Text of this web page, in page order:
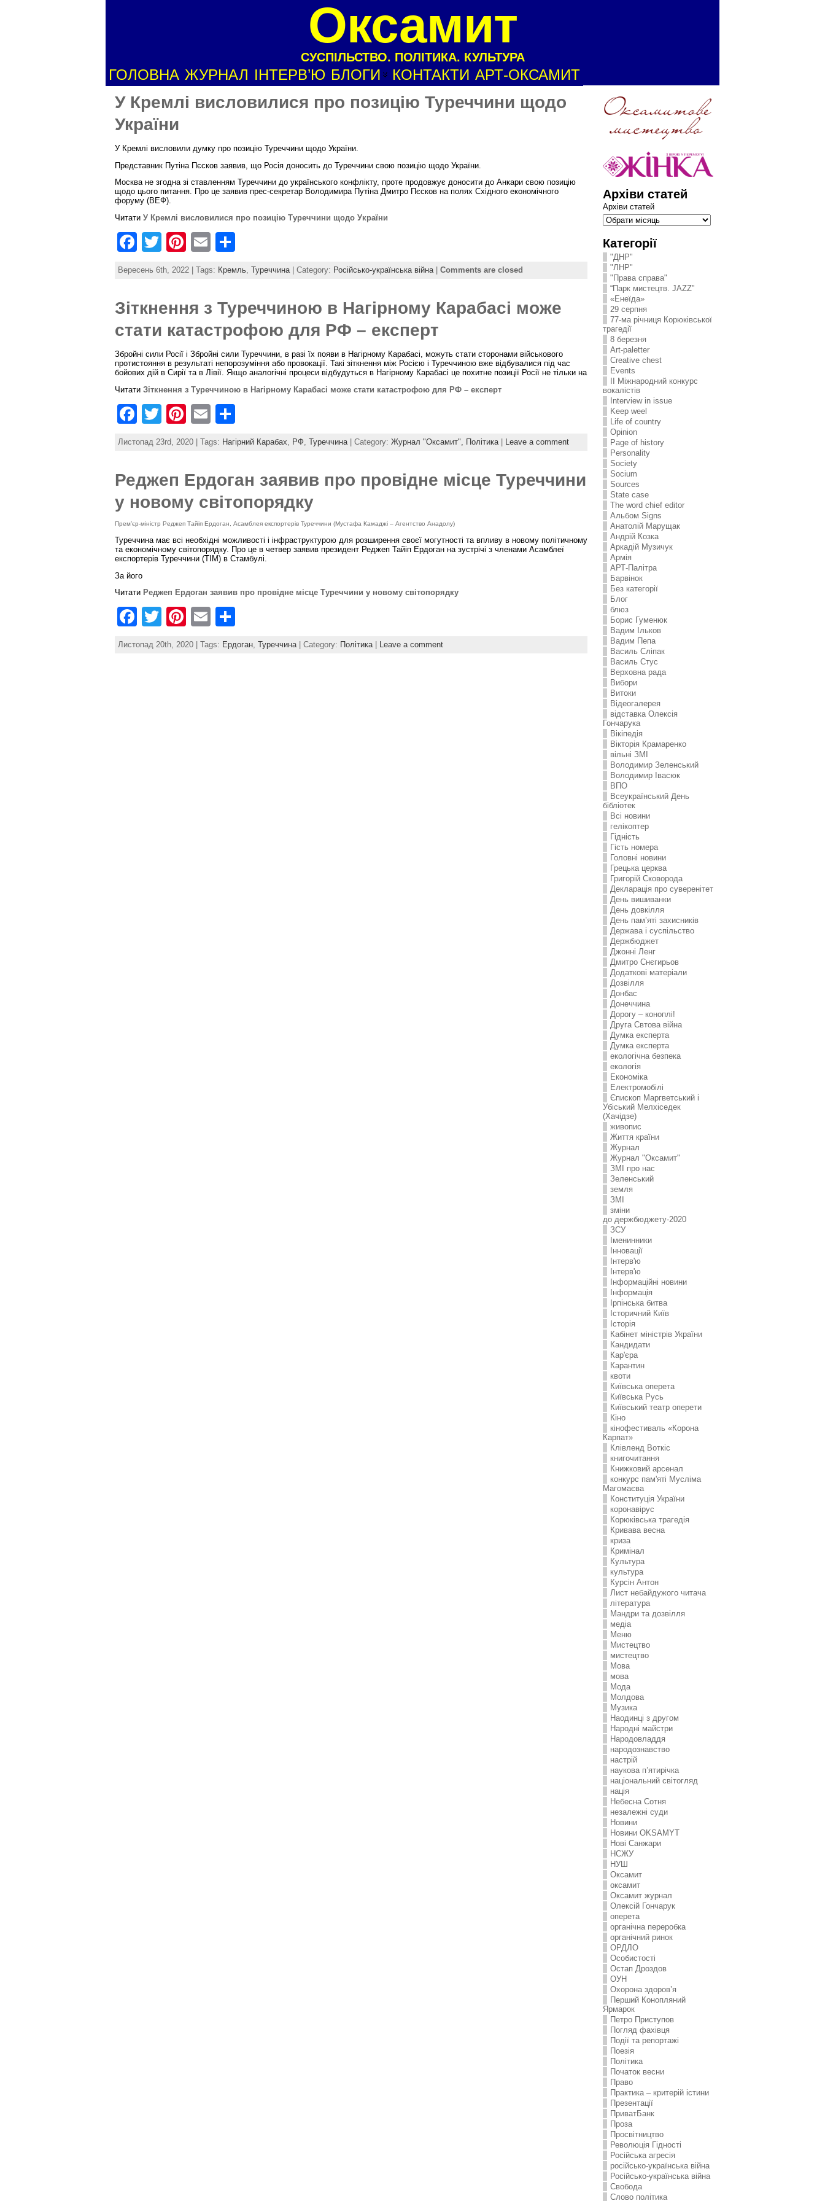
Оксамит
СУСПІЛЬСТВО. ПОЛІТИКА. КУЛЬТУРА
ГОЛОВНА ЖУРНАЛ ІНТЕРВ’Ю БЛОГИ КОНТАКТИ АРТ-ОКСАМИТ
У Кремлі висловилися про позицію Туреччини щодо
України
У Кремлі висловили думку про позицію Туреччини щодо України.
Представник Путіна Пєсков заявив, що Росія доносить до Туреччини свою позицію щодо України.
Москва не згодна зі ставленням Туреччини до українського конфлікту, проте продовжує доносити до Анкари свою позицію
щодо цього питання. Про це заявив прес-секретар Володимира Путіна Дмитро Пєсков на полях Східного економічного
форуму (ВЕФ).
Читати У Кремлі висловилися про позицію Туреччини щодо України
F
e
b
o
o
k
T
w
itt
er
Pi
nt
er
e
st
E
m
ai
l
ar
e
Вересень 6th, 2022 | Tags: Кремль, Туреччина| Category: Російсько-українська війна| Comments are closed
Зіткнення з Туреччиною в Нагірному Карабасі може
стати катастрофою для РФ – експерт
Збройні сили Росії і Збройні сили Туреччини, в разі їх появи в Нагірному Карабасі, можуть стати сторонами військового
протистояння в результаті непорозуміння або провокації. Такі зіткнення між Росією і Туреччиною вже відбувалися під час
бойових дій в Сирії та в Лівії. Якщо аналогічні процеси відбудуться в Нагірному Карабасі це похитне позиції Росії не тільки на
Читати Зіткнення з Туреччиною в Нагірному Карабасі може стати катастрофою для РФ – експерт
F
e
b
o
o
k
T
w
itt
er
Pi
nt
er
e
st
E
m
ai
l
h
ar
e
Листопад 23rd, 2020 | Tags: Нагірний Карабах РФ Туреччина | Category: Журнал "Оксамит", Політика Leave a comment
Реджеп Ердоган заявив про провідне місце Туреччини
у новому світопорядку
Прем’єр-міністр Реджеп Тайіп Ердоган, Асамблея експортерів Туреччини (Мустафа Камаджі – Агентство Анадолу)
Туреччина має всі необхідні можливості і інфраструктурою для розширення своєї могутності та впливу в новому політичному
та економічному світопорядку. Про це в четвер заявив президент Реджеп Тайіп Ердоган на зустрічі з членами Асамблеї
експортерів Туреччини (TIM) в Стамбулі.
За його
Читати Реджеп Ердоган заявив про провідне місце Туреччини у новому світопорядку
F
T
w
itt
Pi
nt
er
E
m
ai
ar
Листопад 20th, 2020 | Tags: Ердоган, Туреччина| Category: Політика| Leave a comment
Архіви статей
Архіви статей
Категорії
"ДНР"
"ЛНР"
"Права справа"
“Парк мистецтв. JAZZ”
«Енеїда»
29 серпня
77-ма річниця Корюківської
трагедії
8 березня
Art-paletter
Creative chest
Events
II Міжнародний конкурс
вокалістів
Interview in issue
Keep weel
Life of country
Opinion
Page of history
Personality
Society
Socium
Sources
State case
The word chief editor
Альбом Signs
Анатолій Марущак
Андрій Козка
Аркадій Музичук
Армія
АРТ-Палітра
Барвінок
Без категорії
Блог
блюз
Борис Гуменюк
Вадим Ільков
Вадим Пепа
Василь Сліпак
Василь Стус
Верховна рада
Вибори
Витоки
Відеогалерея
відставка Олексія
Гончарука
Вікіпедія
Вікторія Крамаренко
вільні ЗМІ
Володимир Зеленський
Володимир Івасюк
ВПО
Всеукраїнський День
бібліотек
Всі новини
гелікоптер
Гідність
Гість номера
Головні новини
Грецька церква
Григорій Сковорода
Декларація про суверенітет
День вишиванки
День довкілля
День пам’яті захисників
Держава і суспільство
Держбюджет
Джонні Ленг
Дмитро Снєгирьов
Додаткові матеріали
Дозвілля
Донбас
Донеччина
Дорогу – коноплі!
Друга Свтова війна
Думка експерта
Думка експерта
екологічна безпека
екологія
Економіка
Електромобілі
Єпископ Маргветський і
Убіський Мелхіседек
(Хачідзе)
живопис
Життя країни
Журнал
Журнал "Оксамит"
ЗMI про нас
Зеленський
земля
ЗМІ
зміни
до держбюджету-2020
ЗСУ
Іменинники
Інновації
Інтерв'ю
Інтерв'ю
Інформаційні новини
Інформація
Ірпінська битва
Історичний Київ
Історія
Кабінет міністрів України
Кандидати
Кар'єра
Карантин
квоти
Київська оперета
Київська Русь
Київський театр оперети
Кіно
кінофестиваль «Корона
Карпат»
Клівленд Воткіс
книгочитання
Книжковий арсенал
конкурс пам'яті Мусліма
Магомаєва
Конституція України
коронавірус
Корюківська трагедія
Кривава весна
криза
Кримінал
Культура
культура
Курсін Антон
Лист небайдужого читача
література
Мандри та дозвілля
медіа
Меню
Мистецтво
мистецтво
Мова
мова
Мода
Молдова
Музика
Наодинці з другом
Народні майстри
Народовладдя
народознавство
настрій
наукова п’ятирічка
національний світогляд
нація
Небесна Сотня
незалежні суди
Новини
Новини OKSAMYT
Нові Санжари
НСЖУ
НУШ
Оксамит
оксамит
Оксамит журнал
Олексій Гончарук
оперета
органічна переробка
органічний ринок
ОРДЛО
Особистості
Остап Дроздов
ОУН
Охорона здоров’я
Перший Конопляний
Ярмарок
Петро Приступов
Погляд фахівця
Події та репортажі
Поезія
Політика
Початок весни
Право
Практика – критерій істини
Презентації
ПриватБанк
Проза
Просвітництво
Революція Гідності
Російська агресія
російсько-українська війна
Російсько-українська війна
Свобода
Слово політика